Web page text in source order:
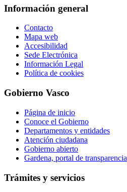
Información general
Contacto
Mapa web
Accesibilidad
Sede Electrónica
Información Legal
Política de cookies
Gobierno Vasco
Página de inicio
Conoce el Gobierno
Departamentos y entidades
Atención ciudadana
Gobierno abierto
Gardena, portal de transparencia
Trámites y servicios